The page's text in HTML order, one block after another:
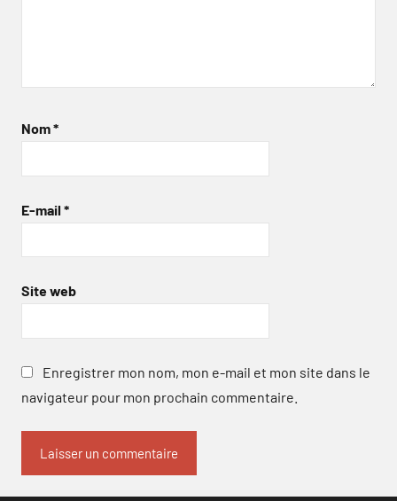
Nom*
E-mail *
Site web
Enregistrer mon nom, mon e-mail et mon site dans le
navigateur pour mon prochain commentaire.